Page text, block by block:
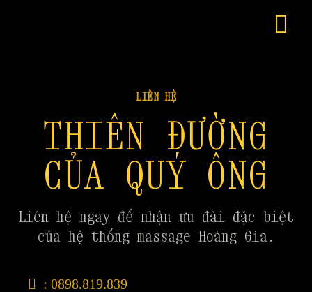
LIÊN HỆ
THIÊN ĐƯỜNG
CỦA QUÝ ÔNG
Liên hệ ngay để nhận ưu đãi đặc biệt
của hệ thống massage Hoàng Gia.
: 0898.819.839